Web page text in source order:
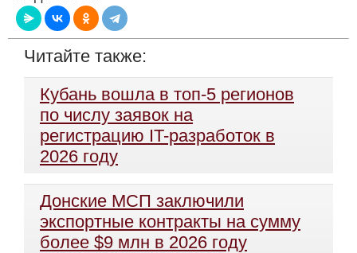
Читайте также:
Кубань вошла в топ-5 регионов
по числу заявок на
регистрацию IT-разработок в
2026 году
Донские МСП заключили
экспортные контракты на сумму
более $9 млн в 2026 году